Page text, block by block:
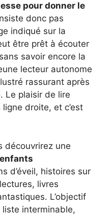
pour donner le
donc pas
indiqué sur la
être prêt à écouter
savoir encore la
lecteur autonome
rassurant après
Le plaisir de lire
ligne droite, et c’est
découvrirez une
d’éveil, histoires sur
livres
L’objectif
liste interminable,